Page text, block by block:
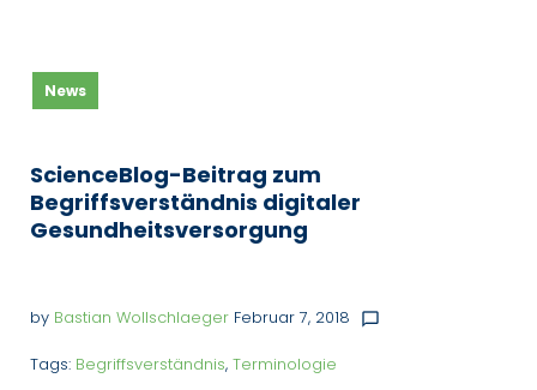
Monat:
Februar
2018
News
ScienceBlog-Beitrag zum
Begriffsverständnis digitaler
Gesundheitsversorgung
by Bastian Wollschlaeger Februar 7, 2018 chat_bubble_outline
Tags: Begriffsverständnis, Terminologie